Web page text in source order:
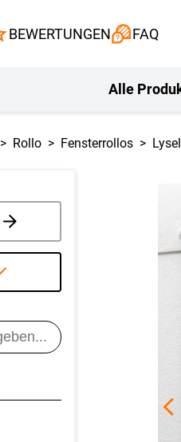
BEWERTUNGEN FAQ
Alle
Rollo Fensterrollos